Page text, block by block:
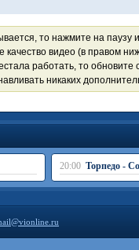
то нажмите на паузу
качество видео (в правом
работать, то обновите
никаких
20:00 Торпедо -